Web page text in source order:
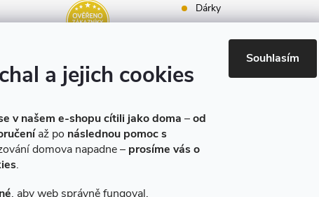
a jejich cookies
v našem e-shopu cítili jako doma –od
až po následnou pomoc s
domova napadne – prosíme vás o
.
, aby web správně fungoval.
Souhlasím
Dárky
e-shopu